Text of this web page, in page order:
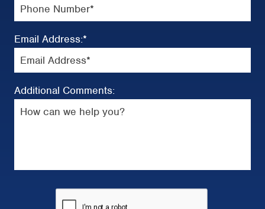
Email Address:*
Additional Comments: